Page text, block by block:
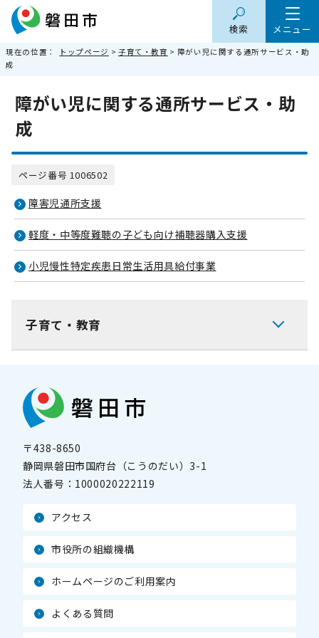
メニュー
検索
現在の位置： トップページ > 子育て・教育 > 障がい児に関する通所サービス・助
成
障がい児に関する通所サービス・助
成
ページ番号 1006502
障害児通所支援
軽度・中等度難聴の子ども向け補聴器購入支援
小児慢性特定疾患日常生活用具給付事業
子育て・教育
〒438-8650
静岡県磐田市国府台（こうのだい）3-1
法人番号： 1000020222119
アクセス
市役所の組織機構
ホームページのご利用案内
よくある質問